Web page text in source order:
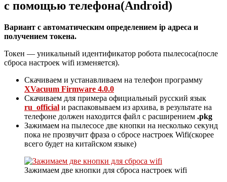
с помощью телефона(Android)
Вариант с автоматическим определением ip адреса и
получением токена.
Токен — уникальный идентификатор робота пылесоса(после
сброса настроек wifi изменяется).
Скачиваем и устанавливаем на телефон программу
XVacuum Firmware 4.0.0
Скачиваем для примера официальный русский язык
ru_official и распаковываем из архива, в результате на
телефоне должен находится файл с расширением .pkg
Зажимаем на пылесосе две кнопки на несколько секунд
пока не прозвучит фраза о сбросе настроек Wifi(скорее
всего будет на китайском языке)
Зажимаем две кнопки для сброса настроек wifi